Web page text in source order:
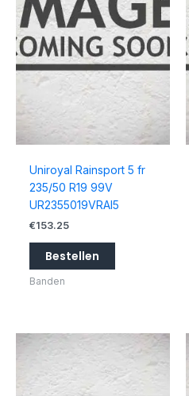
Uniroyal Rainsport 5 fr
235/50 R19 99V
UR2355019VRAI5
€153.25
Bestellen
Banden